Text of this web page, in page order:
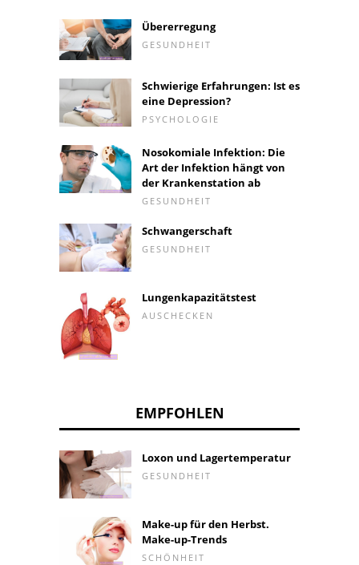
Übererregung
GESUNDHEIT
Schwierige Erfahrungen: Ist es
eine Depression?
PSYCHOLOGIE
Nosokomiale Infektion: Die
Art der Infektion hängt von
der Krankenstation ab
GESUNDHEIT
Schwangerschaft
GESUNDHEIT
Lungenkapazitätstest
AUSCHECKEN
EMPFOHLEN
Loxon und Lagertemperatur
GESUNDHEIT
Make-up für den Herbst.
Make-up-Trends
SCHÖNHEIT